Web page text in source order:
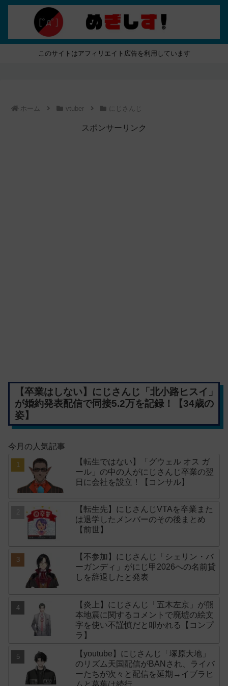
このサイトはアフィリエイト広告を利用しています
ホーム vtuber にじさんじ
スポンサーリンク
【卒業はしない】にじさんじ「北小路ヒスイ」
が婚約発表配信で同接5.2万を記録！【34歳の
姿】
今月の人気記事
【転生ではない】「グウェル オス ガ
ール」の中の人がにじさんじ卒業の翌
日に会社を設立！【コンサル】
【転生先】にじさんじVTAを卒業また
は退学したメンバーのその後まとめ
【前世】
【不参加】にじさんじ「シェリン・バ
ーガンディ」がにじ甲2026への名前貸
しを辞退したと発表
【炎上】にじさんじ「五木左京」が熊
本地震に関するコメントで廃墟の絵文
字を使い不謹慎だと叩かれる【コンプ
ラ】
【youtube】にじさんじ「塚原大地」
のリズム天国配信がBANされ、ライバ
ーたちが次々と配信を延期→イブラヒ
ムと葛葉は続行